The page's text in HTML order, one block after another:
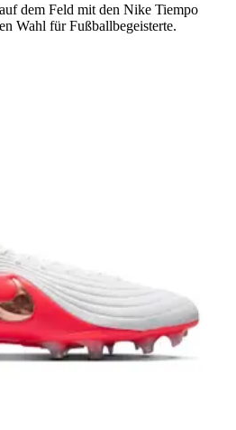
dem Feld mit den Nike Tiempo
Wahl für Fußballbegeisterte.